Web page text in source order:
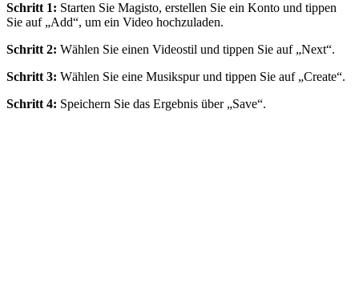
Schritt 1: Starten Sie Magisto, erstellen Sie ein Konto und tippen
Sie auf „Add“, um ein Video hochzuladen.
Schritt 2: Wählen Sie einen Videostil und tippen Sie auf „Next“.
Schritt 3: Wählen Sie eine Musikspur und tippen Sie auf „Create“.
Schritt 4: Speichern Sie das Ergebnis über „Save“.